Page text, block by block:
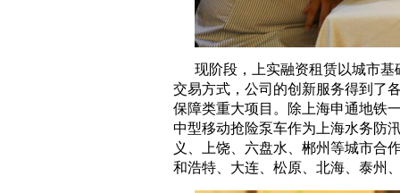
现阶段，上实融资租赁以城市
交易方式，公司的创新服务得到了
保障类重大项目。除上海申通地铁
中型移动抢险泵车作为上海水务防
义、上饶、六盘水、郴州等城市合
和浩特、大连、松原、北海、泰州